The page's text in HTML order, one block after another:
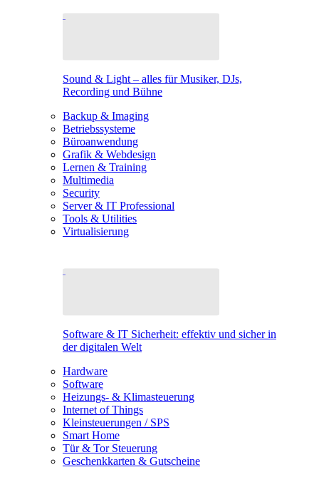
Sound & Light – alles für Musiker, DJs,
Recording und Bühne
Backup & Imaging
Betriebssysteme
Büroanwendung
Grafik & Webdesign
Lernen & Training
Multimedia
Security
Server & IT Professional
Tools & Utilities
Virtualisierung
Software & IT Sicherheit: effektiv und sicher in
der digitalen Welt
Hardware
Software
Heizungs- & Klimasteuerung
Internet of Things
Kleinsteuerungen / SPS
Smart Home
Tür & Tor Steuerung
Geschenkkarten & Gutscheine